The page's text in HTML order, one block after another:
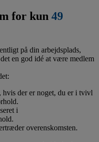
for kun 49
på din arbejdsplads,
en god idé at være medlem
der er noget, du er i tvivl
i
overenskomsten.